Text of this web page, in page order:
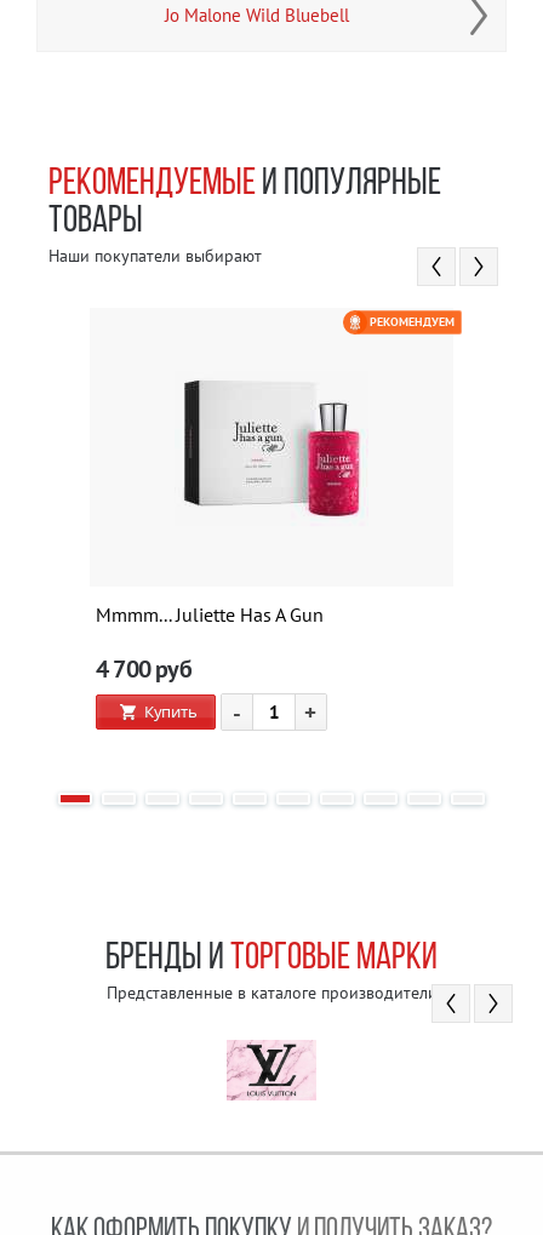
Jo Malone Wild Bluebell
РЕКОМЕНДУЕМЫЕИ ПОПУЛЯРНЫЕ
ТОВАРЫ
Наши покупатели выбирают
Mmmm... Juliette Has A Gun
4 700руб
Купить - +
РЕКОМЕНДУЕМ
БРЕНДЫ И ТОРГОВЫЕ МАРКИ
Представленные в каталоге производители